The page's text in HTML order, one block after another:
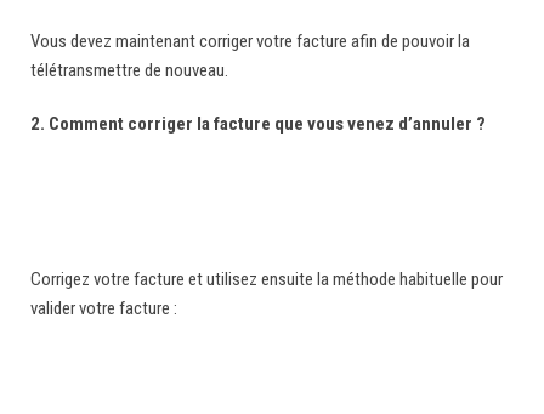
Vous devez maintenant corriger votre facture afin de pouvoir la
télétransmettre de nouveau.
2. Comment corriger la facture que vous venez d’annuler ?
Corrigez votre facture et utilisez ensuite la méthode habituelle pour
valider votre facture :